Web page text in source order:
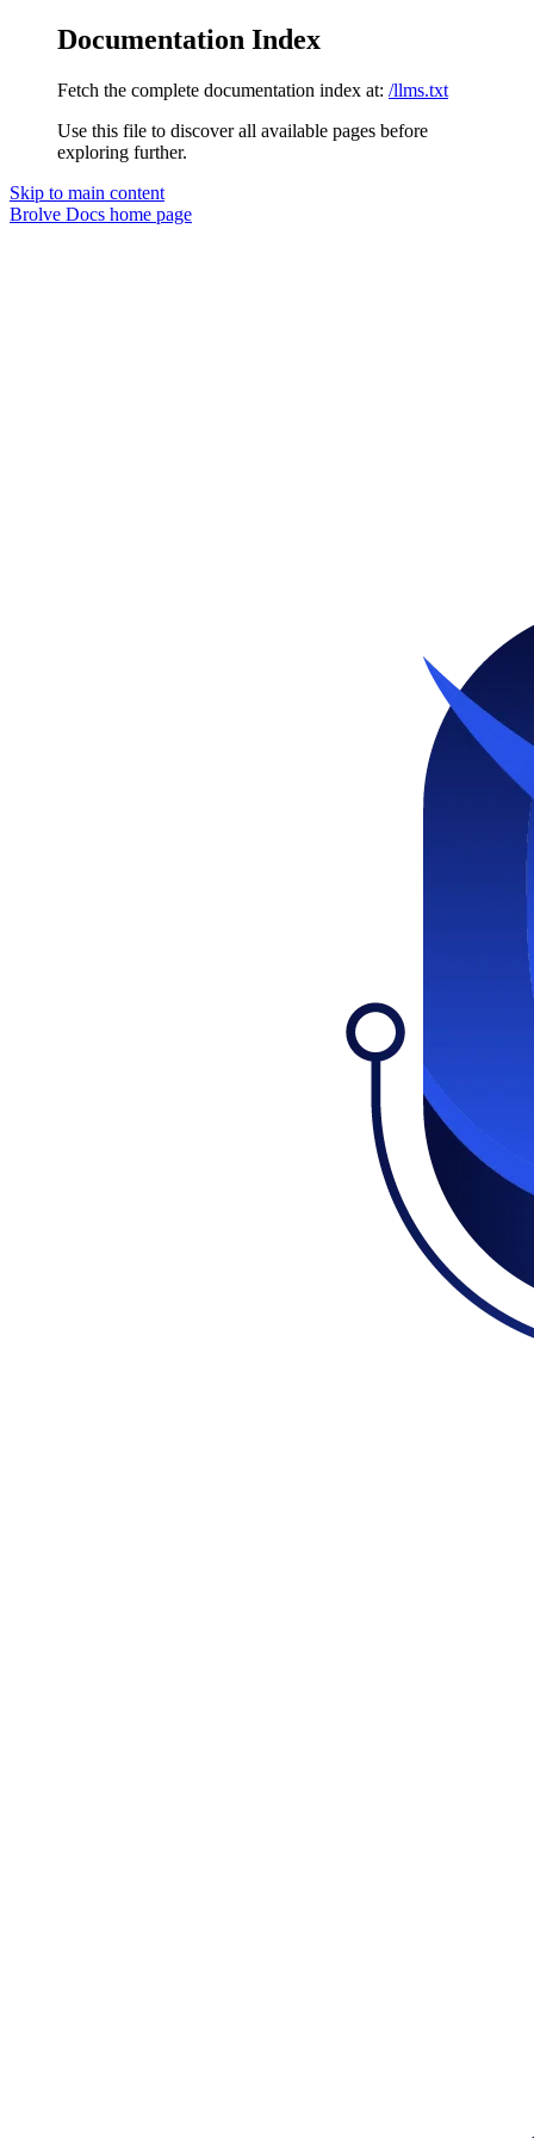
Documentation Index
Fetch the complete documentation index at: /llms.txt
Use this file to discover all available pages before
exploring further.
Skip to main content
Brolve Docs home page